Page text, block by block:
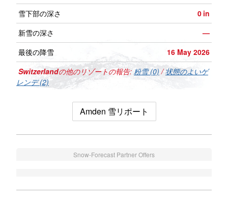
雪下部の深さ
0 in
新雪の深さ
—
最後の降雪
16 May 2026
Switzerlandの他のリゾートの報告: 粉雪 (0) /状態のよいゲ
レンデ (2)
Amden 雪リポート
Snow-Forecast Partner Offers